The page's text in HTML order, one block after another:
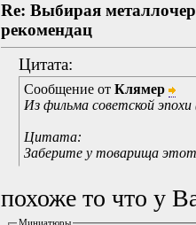
Re: Выбирая
рекомендац
Цитата:
Сообщение от Клямер
Из фильма советской
Цитата:
Заберите у товарища
похоже то что у
Миниатюры